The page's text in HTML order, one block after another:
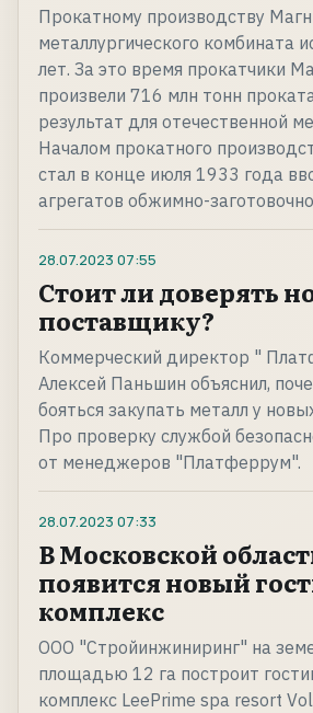
Прокатному производству
металлургического комбината
лет. За это время прокатчики
произвели 716 млн тонн
результат для отечественной
Началом прокатного
стал в конце июля 1933 года
агрегатов обжимно-
28.07.2023 07:55
Стоит ли доверять
поставщику?
Коммерческий директор "
Алексей Паньшин объяснил,
бояться закупать металл у
Про проверку службой
от менеджеров "Платферрум".
28.07.2023 07:33
В Московской
появится новый
комплекс
ООО "Стройинжиниринг" на
площадью 12 га построит
комплекс LeePrime spa resort